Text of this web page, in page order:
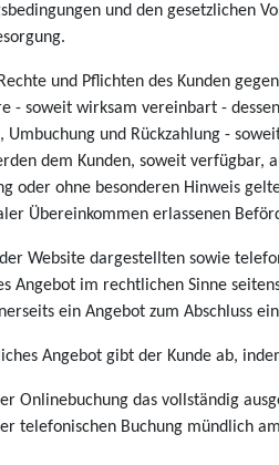
und den gesetzlichen
und Pflichten des Kunden
- soweit wirksam vereinbart -
Umbuchung und Rückzahlung -
dem Kunden, soweit verfügbar,
oder ohne besonderen Hinweis
Übereinkommen erlassenen
Website dargestellten sowie
Angebot im rechtlichen Sinne
ein Angebot zum Abschluss
Angebot gibt der Kunde ab,
Onlinebuchung das vollständig
telefonischen Buchung mündlich